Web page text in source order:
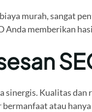
murah, sangat
memberikan
Kualitas
atau